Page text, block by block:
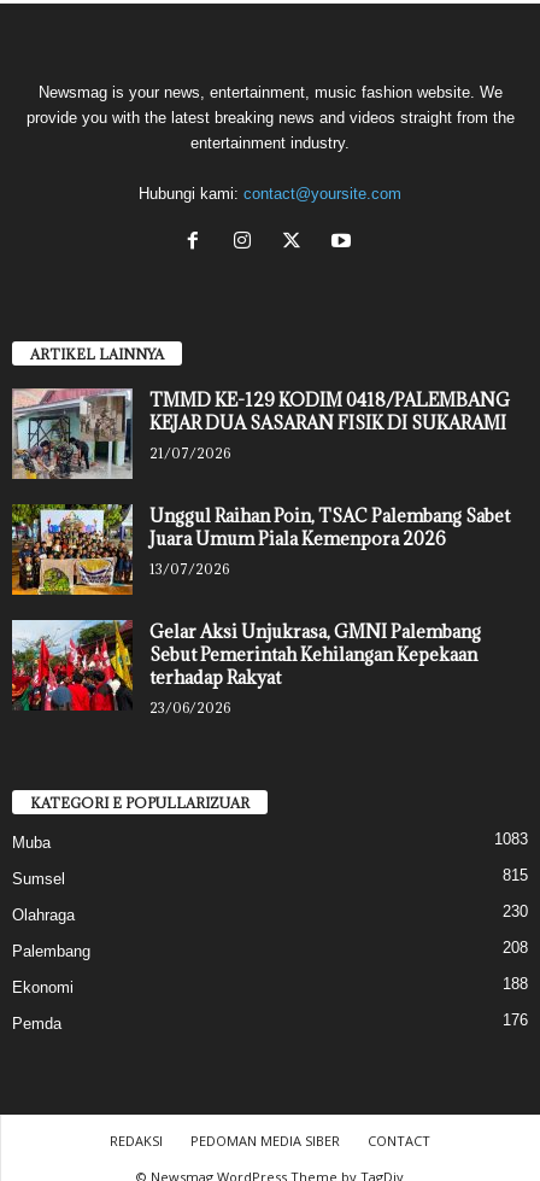
Newsmag is your news, entertainment, music fashion website. We
provide you with the latest breaking news and videos straight from the
entertainment industry.
Hubungi kami: contact@yoursite.com
ARTIKEL LAINNYA
TMMD KE-129 KODIM 0418/PALEMBANG
KEJAR DUA SASARAN FISIK DI SUKARAMI
21/07/2026
Unggul Raihan Poin, TSAC Palembang Sabet
Juara Umum Piala Kemenpora 2026
13/07/2026
Gelar Aksi Unjukrasa, GMNI Palembang
Sebut Pemerintah Kehilangan Kepekaan
terhadap Rakyat
23/06/2026
KATEGORI E POPULLARIZUAR
Muba 1083
Sumsel 815
Olahraga 230
Palembang 208
Ekonomi 188
Pemda 176
REDAKSI PEDOMAN MEDIA SIBER
CONTACT
© Newsmag WordPress Theme by TagDiv